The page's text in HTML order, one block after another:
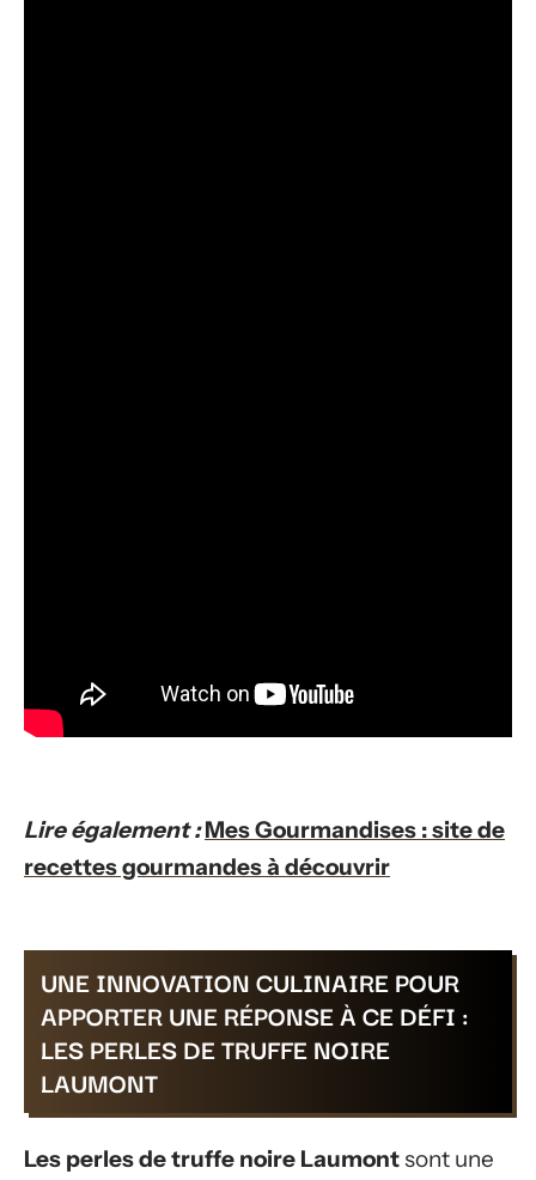
Lire également : Mes Gourmandises : site de
recettes gourmandes à découvrir
UNE INNOVATION CULINAIRE POUR
APPORTER UNE RÉPONSE À CE DÉFI :
LES PERLES DE TRUFFE NOIRE
LAUMONT
Les perles de truffe noire Laumontsont une